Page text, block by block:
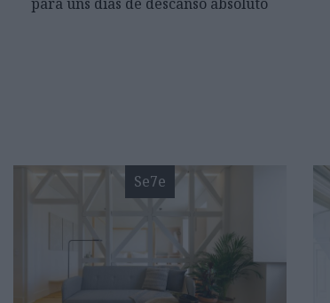
Se7e